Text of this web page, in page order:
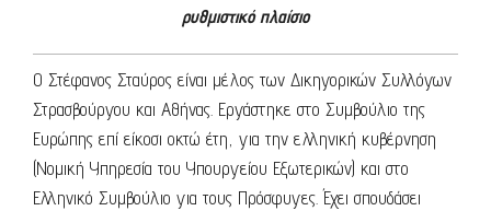
ρυθμιστικό πλαίσιο
Ο Στέφανος Σταύρος είναι μέλος των Δικηγορικών Συλλόγων
Στρασβούργου και Αθήνας. Εργάστηκε στο Συμβούλιο της
Ευρώπης επί είκοσι οκτώ έτη, για την ελληνική κυβέρνηση
(Νομική Υπηρεσία του Υπουργείου Εξωτερικών) και στο
Ελληνικό Συμβούλιο για τους Πρόσφυγες. Έχει σπουδάσει